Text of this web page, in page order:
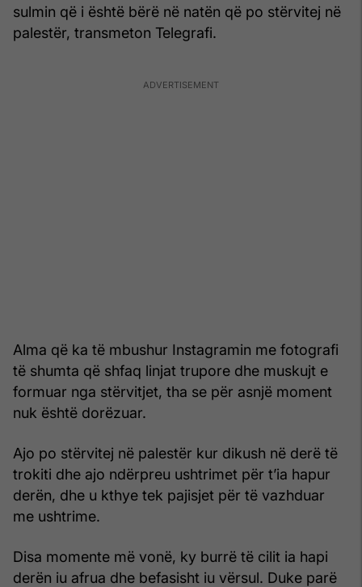
sulmin që i është bërë në natën që po stërvitej në
palestër, transmeton Telegrafi.
Alma që ka të mbushur Instagramin me fotografi
të shumta që shfaq linjat trupore dhe muskujt e
formuar nga stërvitjet, tha se për asnjë moment
nuk është dorëzuar.
Ajo po stërvitej në palestër kur dikush në derë të
trokiti dhe ajo ndërpreu ushtrimet për t’ia hapur
derën, dhe u kthye tek pajisjet për të vazhduar
me ushtrime.
Disa momente më vonë, ky burrë të cilit ia hapi
derën iu afrua dhe befasisht iu vërsul. Duke parë